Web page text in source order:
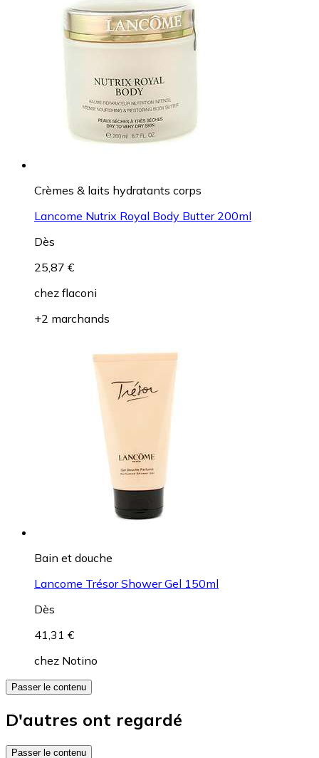
Crèmes & laits hydratants corps
Lancome Nutrix Royal Body Butter 200ml
Dès
25,87 €
chez flaconi
+2 marchands
Bain et douche
Lancome Trésor Shower Gel 150ml
Dès
41,31 €
chez Notino
Passer le contenu
D'autres ont regardé
Passer le contenu